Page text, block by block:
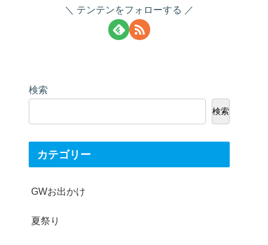
テンテンをフォローする
検索
検索
カテゴリー
GWお出かけ
夏祭り